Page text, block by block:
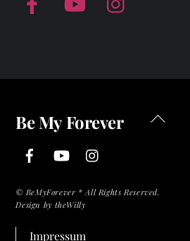
Back
Be My Forever
FacebookYouTube
© BeMyForever * All Rights Reserved.
Design by theWilly
Impressum